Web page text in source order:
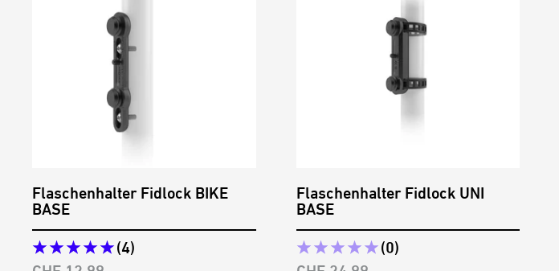
Flaschenhalter Fidlock BIKE
BASE
(4)
Flaschenhalter Fidlock UNI
BASE
(0)